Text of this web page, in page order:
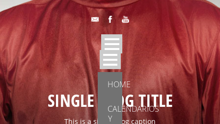
HOME
CALENDARIOS
Y
SINGLE BLOG TITLE
This is a single blog caption